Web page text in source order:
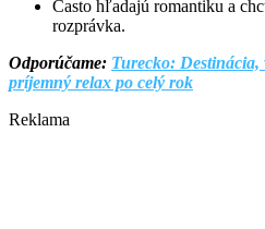
Často hľadajú romantiku a
rozprávka.
Odporúčame: Turecko:
príjemný relax po celý rok
Reklama